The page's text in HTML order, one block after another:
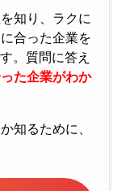
知り、ラクに
合った企業を
。質問に答え
た企業がわか
知るために、